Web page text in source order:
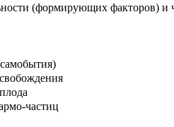
(формирующих факторов) и
частиц